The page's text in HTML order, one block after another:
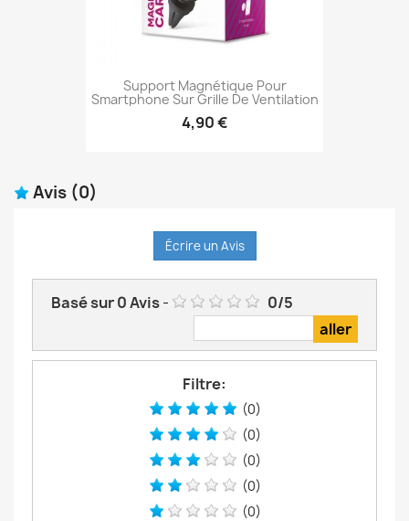
Support Magnétique Pour
Smartphone Sur Grille De Ventilation
4,90 €
Avis (0)
Écrire un Avis
Basé sur0Avis- 0/5
Filtre:
(0)
(0)
(0)
(0)
(0)